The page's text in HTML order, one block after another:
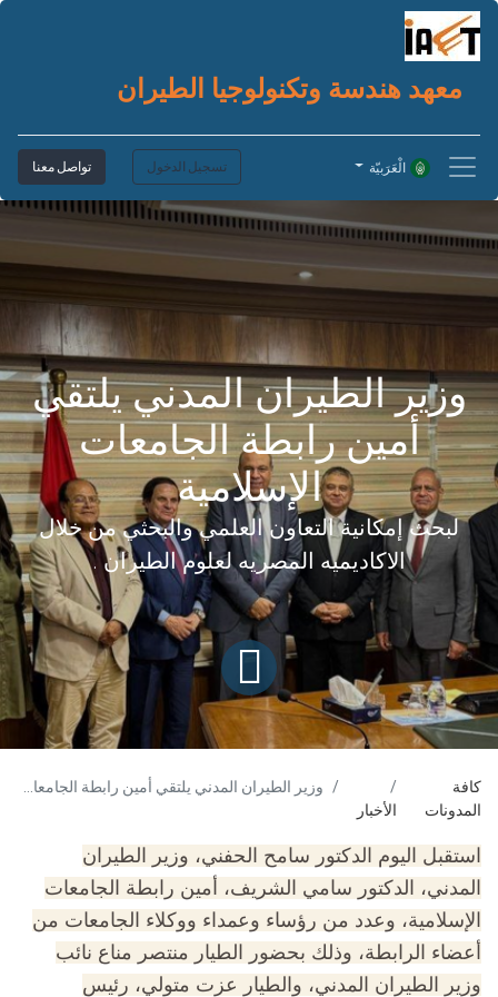
معهد هندسة وتكنولوجيا الطيران
تسجيل الدخول تواصل معنا الْعَرَبيّة
وزير الطيران المدني يلتقي
أمين رابطة الجامعات
الإسلامية
لبحث إمكانية التعاون العلمي والبحثي من خلال
الاكاديميه المصريه لعلوم الطيران .
كافة
المدونات
الأخبار
وزير الطيران المدني يلتقي أمين رابطة الجامعات الإسلامية
استقبل اليوم الدكتور سامح الحفني، وزير الطيران
المدني، الدكتور سامي الشريف، أمين رابطة الجامعات
الإسلامية، وعدد من رؤساء وعمداء ووكلاء الجامعات من
أعضاء الرابطة، وذلك بحضور الطيار منتصر مناع نائب
وزير الطيران المدني، والطيار عزت متولي، رئيس